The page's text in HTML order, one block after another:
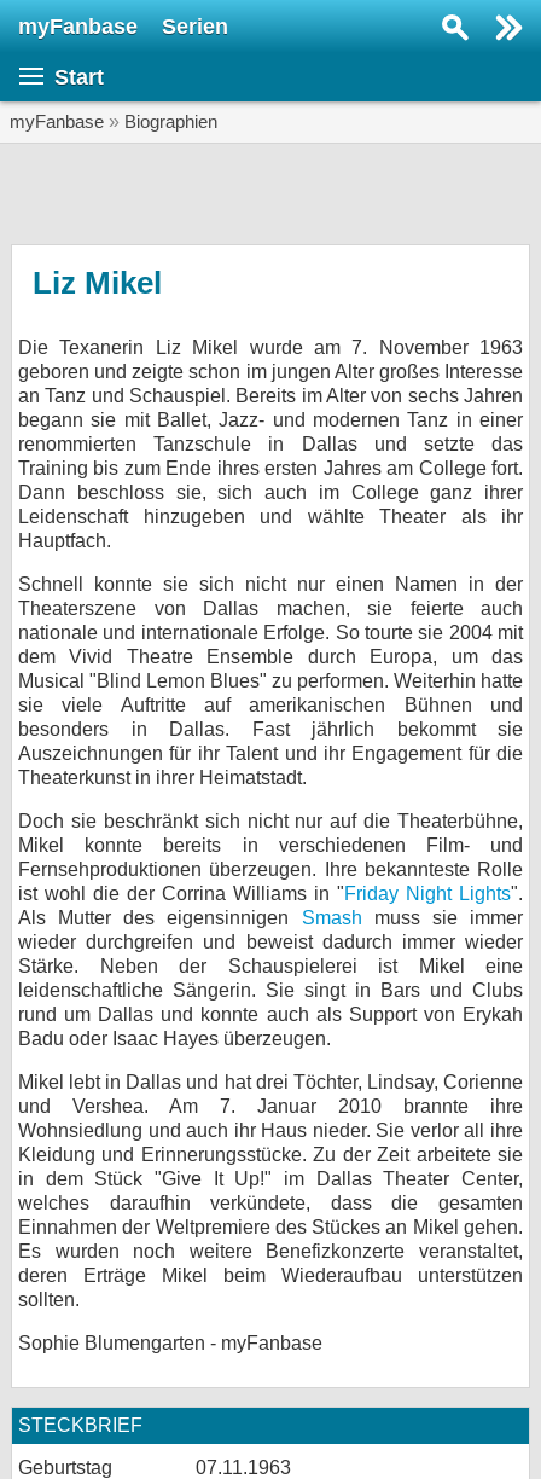
myFanbase Serien
Start
myFanbase » Biographien
Liz Mikel
Die Texanerin Liz Mikel wurde am 7. November 1963
geboren und zeigte schon im jungen Alter großes Interesse
an Tanz und Schauspiel. Bereits im Alter von sechs Jahren
begann sie mit Ballet, Jazz- und modernen Tanz in einer
renommierten Tanzschule in Dallas und setzte das
Training bis zum Ende ihres ersten Jahres am College fort.
Dann beschloss sie, sich auch im College ganz ihrer
Leidenschaft hinzugeben und wählte Theater als ihr
Hauptfach.
Schnell konnte sie sich nicht nur einen Namen in der
Theaterszene von Dallas machen, sie feierte auch
nationale und internationale Erfolge. So tourte sie 2004 mit
dem Vivid Theatre Ensemble durch Europa, um das
Musical "Blind Lemon Blues" zu performen. Weiterhin hatte
sie viele Auftritte auf amerikanischen Bühnen und
besonders in Dallas. Fast jährlich bekommt sie
Auszeichnungen für ihr Talent und ihr Engagement für die
Theaterkunst in ihrer Heimatstadt.
Doch sie beschränkt sich nicht nur auf die Theaterbühne,
Mikel konnte bereits in verschiedenen Film- und
Fernsehproduktionen überzeugen. Ihre bekannteste Rolle
ist wohl die der Corrina Williams in "Friday Night Lights".
Als Mutter des eigensinnigen Smash muss sie immer
wieder durchgreifen und beweist dadurch immer wieder
Stärke. Neben der Schauspielerei ist Mikel eine
leidenschaftliche Sängerin. Sie singt in Bars und Clubs
rund um Dallas und konnte auch als Support von Erykah
Badu oder Isaac Hayes überzeugen.
Mikel lebt in Dallas und hat drei Töchter, Lindsay, Corienne
und Vershea. Am 7. Januar 2010 brannte ihre
Wohnsiedlung und auch ihr Haus nieder. Sie verlor all ihre
Kleidung und Erinnerungsstücke. Zu der Zeit arbeitete sie
in dem Stück "Give It Up!" im Dallas Theater Center,
welches daraufhin verkündete, dass die gesamten
Einnahmen der Weltpremiere des Stückes an Mikel gehen.
Es wurden noch weitere Benefizkonzerte veranstaltet,
deren Erträge Mikel beim Wiederaufbau unterstützen
sollten.
Sophie Blumengarten - myFanbase
STECKBRIEF
Geburtstag
07.11.1963
KULTUR
Specials
SERVICE
Gewinnspiele
Forum
bei X
bei Facebook
Kontakt
Nutzungsbedingungen
Datenschutz
Cookie-Einstellungen
Impressum
Desktop-Ansicht
myFanbase